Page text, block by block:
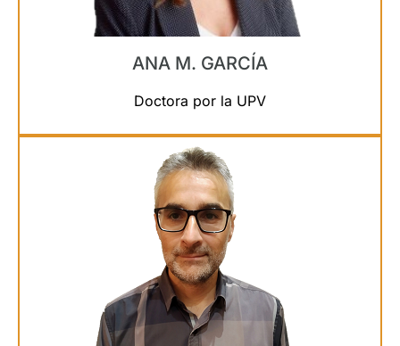
ANA M. GARCÍA
Doctora por la UPV